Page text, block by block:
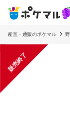
産直・通販のポケマル
販売終了